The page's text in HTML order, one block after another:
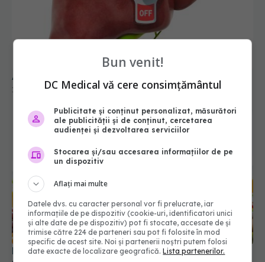
Alimente care îți curăță ficatul în 3 zile
11 mar 2025, 13:25
Dieta care arde grăsimea rapid. La ce trebuie să
renunți pentru a scăpa rapid de kilogramele
nedorite
13 noi 2025, 11:19
Bun venit!
DC Medical vă cere consimțământul
Publicitate și conținut personalizat, măsurători
ale publicității și de conținut, cercetarea
audienței și dezvoltarea serviciilor
Stocarea și/sau accesarea informațiilor de pe
un dispozitiv
Aflați mai multe
Datele dvs. cu caracter personal vor fi prelucrate, iar
informațiile de pe dispozitiv (cookie-uri, identificatori unici
și alte date de pe dispozitiv) pot fi stocate, accesate de și
trimise către 224 de parteneri sau pot fi folosite în mod
specific de acest site. Noi și partenerii noștri putem folosi
date exacte de localizare geografică.Lista partenerilor.